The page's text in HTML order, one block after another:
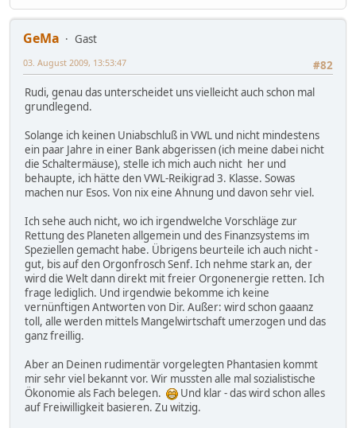
GeMa
Gast
#82
03. August 2009, 13:53:47
Rudi, genau das unterscheidet uns vielleicht auch schon mal
grundlegend.
Solange ich keinen Uniabschluß in VWL und nicht mindestens
ein paar Jahre in einer Bank abgerissen (ich meine dabei nicht
die Schaltermäuse), stelle ich mich auch nicht her und
behaupte, ich hätte den VWL-Reikigrad 3. Klasse. Sowas
machen nur Esos. Von nix eine Ahnung und davon sehr viel.
Ich sehe auch nicht, wo ich irgendwelche Vorschläge zur
Rettung des Planeten allgemein und des Finanzsystems im
Speziellen gemacht habe. Übrigens beurteile ich auch nicht -
gut, bis auf den Orgonfrosch Senf. Ich nehme stark an, der
wird die Welt dann direkt mit freier Orgonenergie retten. Ich
frage lediglich. Und irgendwie bekomme ich keine
vernünftigen Antworten von Dir. Außer: wird schon gaaanz
toll, alle werden mittels Mangelwirtschaft umerzogen und das
ganz freillig.
Aber an Deinen rudimentär vorgelegten Phantasien kommt
mir sehr viel bekannt vor. Wir mussten alle mal sozialistische
Ökonomie als Fach belegen.
Und klar - das wird schon alles
auf Freiwilligkeit basieren. Zu witzig.